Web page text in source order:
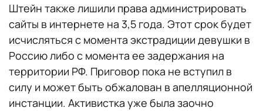
Штейн также лишили права администрировать
сайты в интернете на 3,5 года. Этот срок будет
исчисляться с момента экстрадиции девушки в
Россию либо с момента ее задержания на
территории РФ. Приговор пока не вступил в
силу и может быть обжалован в апелляционной
инстанции. Активистка уже была заочно